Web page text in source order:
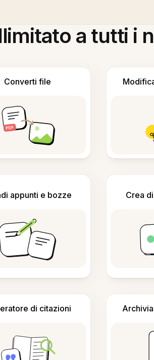
a tutti i
Converti file
appunti e bozze Crea
di citazioni